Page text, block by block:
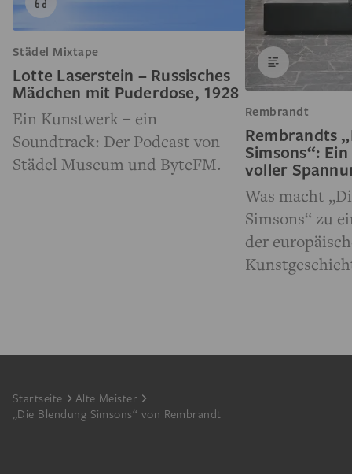
Städel Mixtape
Lotte Laserstein – Russisches
Mädchen mit Puderdose, 1928
Ein Kunstwerk – ein
Soundtrack: Der Podcast von
Städel Museum und ByteFM.
Rembrandt
Rembrandts
Simsons“:
voller
Was macht
Simsons“ zu
der
Footer
Startseite
Alte Meister
„Die Blendung Simsons“ von Rembrandt